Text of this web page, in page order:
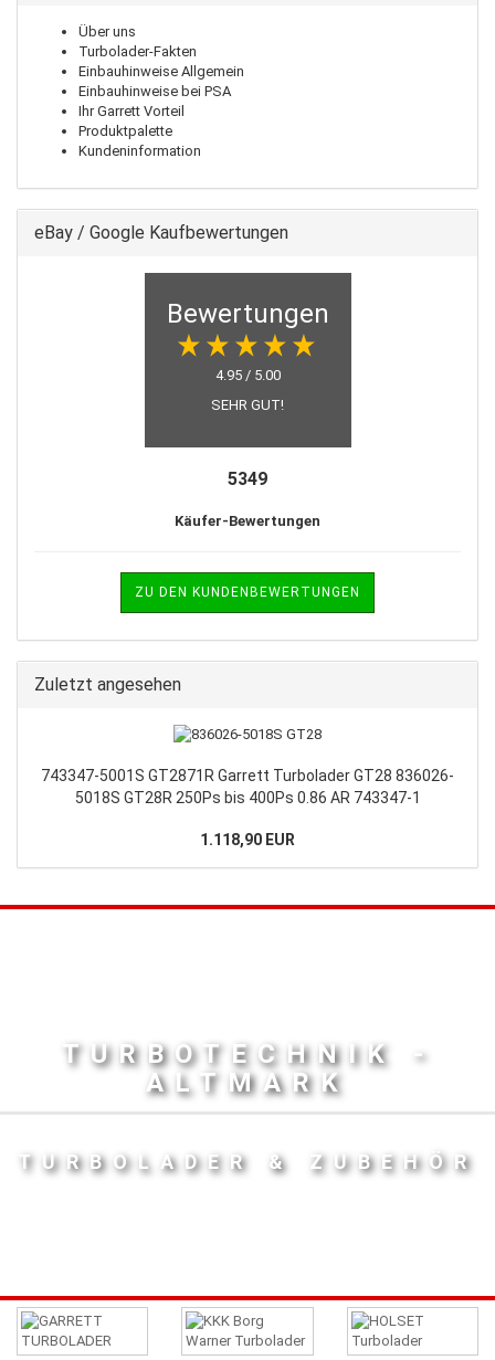
Über uns
Turbolader-Fakten
Einbauhinweise Allgemein
Einbauhinweise bei PSA
Ihr Garrett Vorteil
Produktpalette
Kundeninformation
eBay / Google Kaufbewertungen
Bewertungen
4.95 / 5.00
SEHR GUT!
5349
Käufer-Bewertungen
ZU DEN KUNDENBEWERTUNGEN
Zuletzt angesehen
743347-5001S GT2871R Garrett Turbolader GT28 836026-
5018S GT28R 250Ps bis 400Ps 0.86 AR 743347-1
1.118,90 EUR
TURBOTECHNIK -
ALTMARK
TURBOLADER & ZUBEHÖR